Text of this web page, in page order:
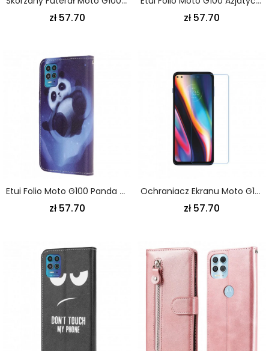
zł 57.70 zł 57.70
Etui Folio Moto G100 Panda Space Strappy
zł 57.70
Ochraniacz Ekranu Moto G100
zł 57.70